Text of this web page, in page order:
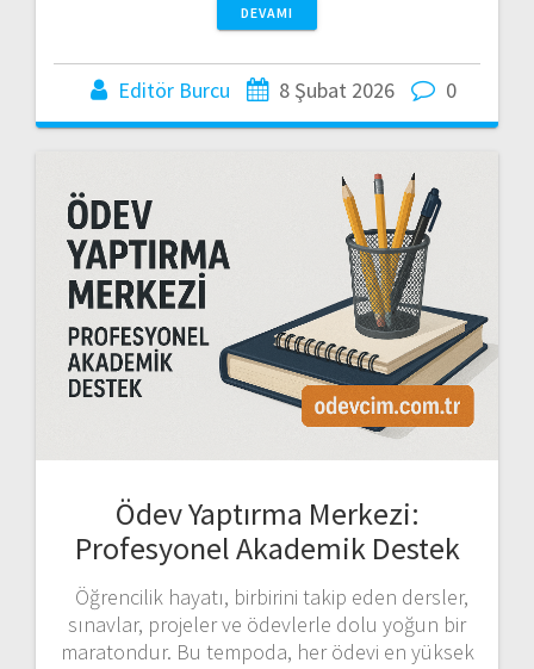
DEVAMI
Editör Burcu 8 Şubat 2026 0
Ödev Yaptırma Merkezi:
Profesyonel Akademik Destek
Öğrencilik hayatı, birbirini takip eden dersler,
sınavlar, projeler ve ödevlerle dolu yoğun bir
maratondur. Bu tempoda, her ödevi en yüksek